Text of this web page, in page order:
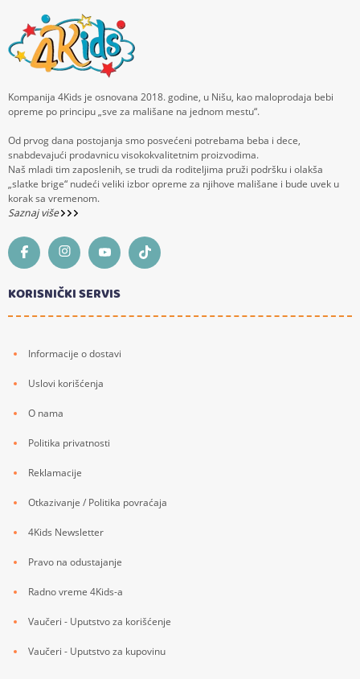
Kompanija 4Kids je osnovana 2018. godine, u Nišu, kao maloprodaja bebi
opreme po principu „sve za mališane na jednom mestu“.
Od prvog dana postojanja smo posvećeni potrebama beba i dece,
snabdevajući prodavnicu visokokvalitetnim proizvodima.
Naš mladi tim zaposlenih, se trudi da roditeljima pruži podršku i olakša
„slatke brige“ nudeći veliki izbor opreme za njihove mališane i bude uvek u
korak sa vremenom.
Saznaj više
KORISNIČKI SERVIS
Informacije o dostavi
Uslovi korišćenja
O nama
Politika privatnosti
Reklamacije
Otkazivanje / Politika povraćaja
4Kids Newsletter
Pravo na odustajanje
Radno vreme 4Kids-a
Vaučeri - Uputstvo za korišćenje
Vaučeri - Uputstvo za kupovinu